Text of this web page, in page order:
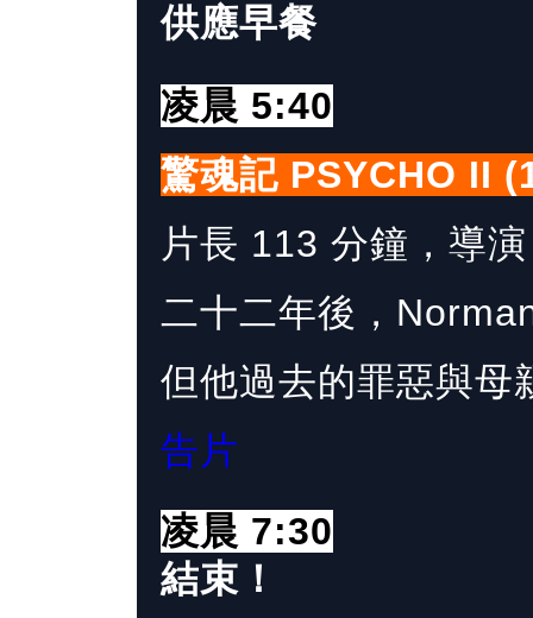
供應早餐
凌晨 5:40
驚魂記 PSYCHO II
片長 113 分鐘，導
二十二年後，
但他過去的罪惡與
告片
凌晨 7:30
結束！